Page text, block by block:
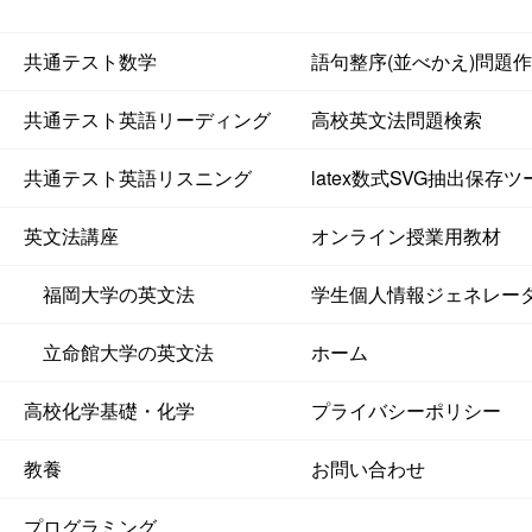
共通テスト数学
共通テスト英語リーディング
共通テスト英語リスニング
英文法講座
福岡大学の英文法
立命館大学の英文法
高校化学基礎・化学
教養
語句整序(並べかえ)問題
高校英文法問題検索
latex数式SVG抽出保存ツ
オンライン授業用教材
学生個人情報ジェネレー
ホーム
プライバシーポリシー
お問い合わせ